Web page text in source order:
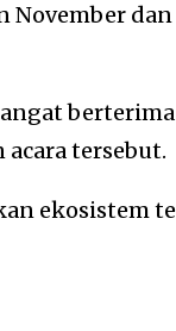
tersebut.
ekosistem